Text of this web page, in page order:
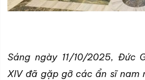
Sáng ngày 11/10/2025, Đức
XIV đã gặp gỡ các ẩn sĩ nam